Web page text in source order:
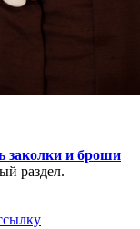
заколки и броши
раздел.